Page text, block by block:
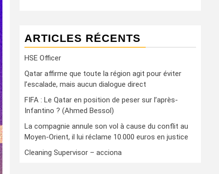
ARTICLES RÉCENTS
HSE Officer
Qatar affirme que toute la région agit pour éviter
l’escalade, mais aucun dialogue direct
FIFA : Le Qatar en position de peser sur l’après-
Infantino ? (Ahmed Bessol)
La compagnie annule son vol à cause du conflit au
Moyen-Orient, il lui réclame 10.000 euros en justice
Cleaning Supervisor – acciona